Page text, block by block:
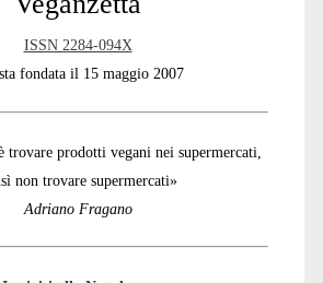
ISSN 2284-094X
fondata il 15 maggio 2007
prodotti vegani nei supermercati,
non trovare supermercati»
Adriano Fragano